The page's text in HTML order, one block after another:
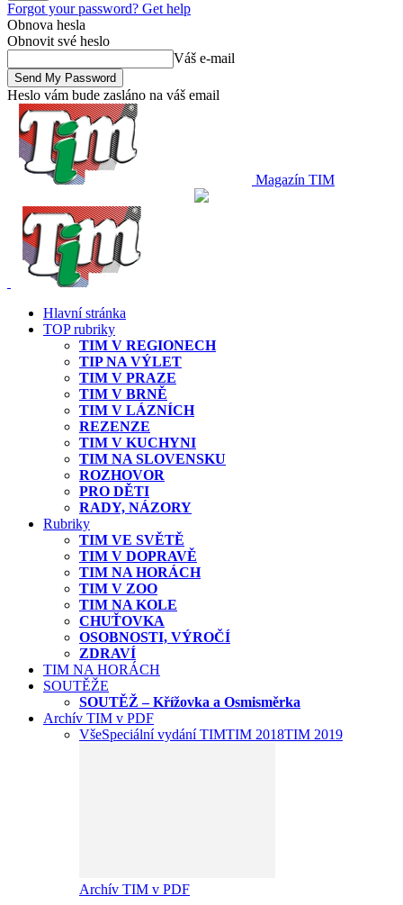
Forgot your password? Get help
Obnova hesla
Obnovit své heslo
Váš e-mail
Heslo vám bude zasláno na váš email
Magazín TIM
Hlavní stránka
TOP rubriky
TIM V REGIONECH
TIP NA VÝLET
TIM V PRAZE
TIM V BRNĚ
TIM V LÁZNÍCH
REZENZE
TIM V KUCHYNI
TIM NA SLOVENSKU
ROZHOVOR
PRO DĚTI
RADY, NÁZORY
Rubriky
TIM VE SVĚTĚ
TIM V DOPRAVĚ
TIM NA HORÁCH
TIM V ZOO
TIM NA KOLE
CHUŤOVKA
OSOBNOSTI, VÝROČÍ
ZDRAVÍ
TIM NA HORÁCH
SOUTĚŽE
SOUTĚŽ – Křížovka a Osmisměrka
Archív TIM v PDF
VšeSpeciální vydání TIMTIM 2018TIM 2019
Archív TIM v PDF